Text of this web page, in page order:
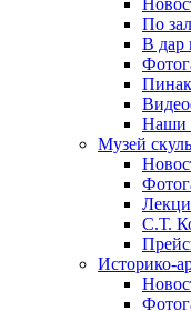
По
В дар
Наши
Музей
С.Т.
Историко-